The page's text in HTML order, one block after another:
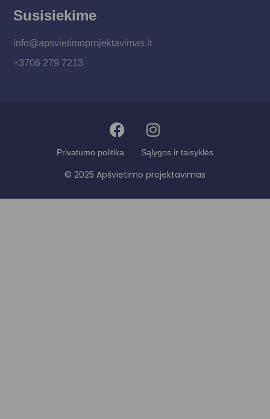
Susisiekime
info@apsvietimoprojektavimas.lt
+3706 279 7213
Privatumo politika Sąlygos ir taisyklės
© 2025 Apšvietimo projektavimas